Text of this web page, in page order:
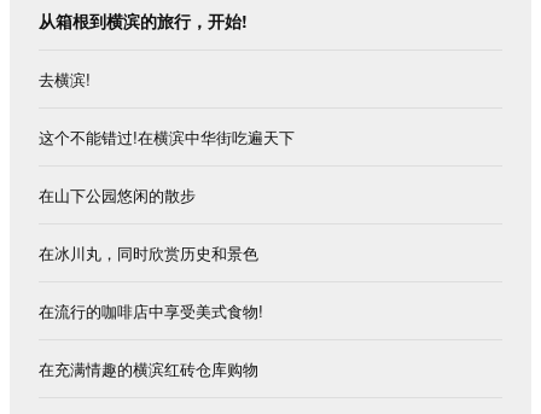
从箱根到横滨的旅行，开始!
去横滨!
这个不能错过!在横滨中华街吃遍天下
在山下公园悠闲的散步
在冰川丸，同时欣赏历史和景色
在流行的咖啡店中享受美式食物!
在充满情趣的横滨红砖仓库购物